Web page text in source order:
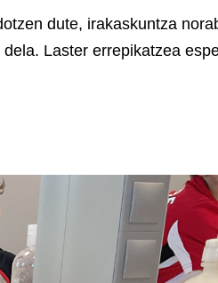
dute, irakaskuntza
Laster errepikatzea